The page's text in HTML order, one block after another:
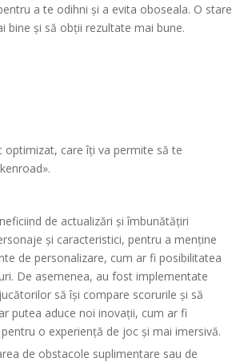
a te odihni și a evita oboseala. O stare
bine și să obții rezultate mai bune.
optimizat, care îți va permite să te
de actualizări și îmbunătățiri
și caracteristici, pentru a menține
de personalizare, cum ar fi posibilitatea
De asemenea, au fost implementate
să își compare scorurile și să
putea aduce noi inovații, cum ar fi
o experiență de joc și mai imersivă.
de obstacole suplimentare sau de